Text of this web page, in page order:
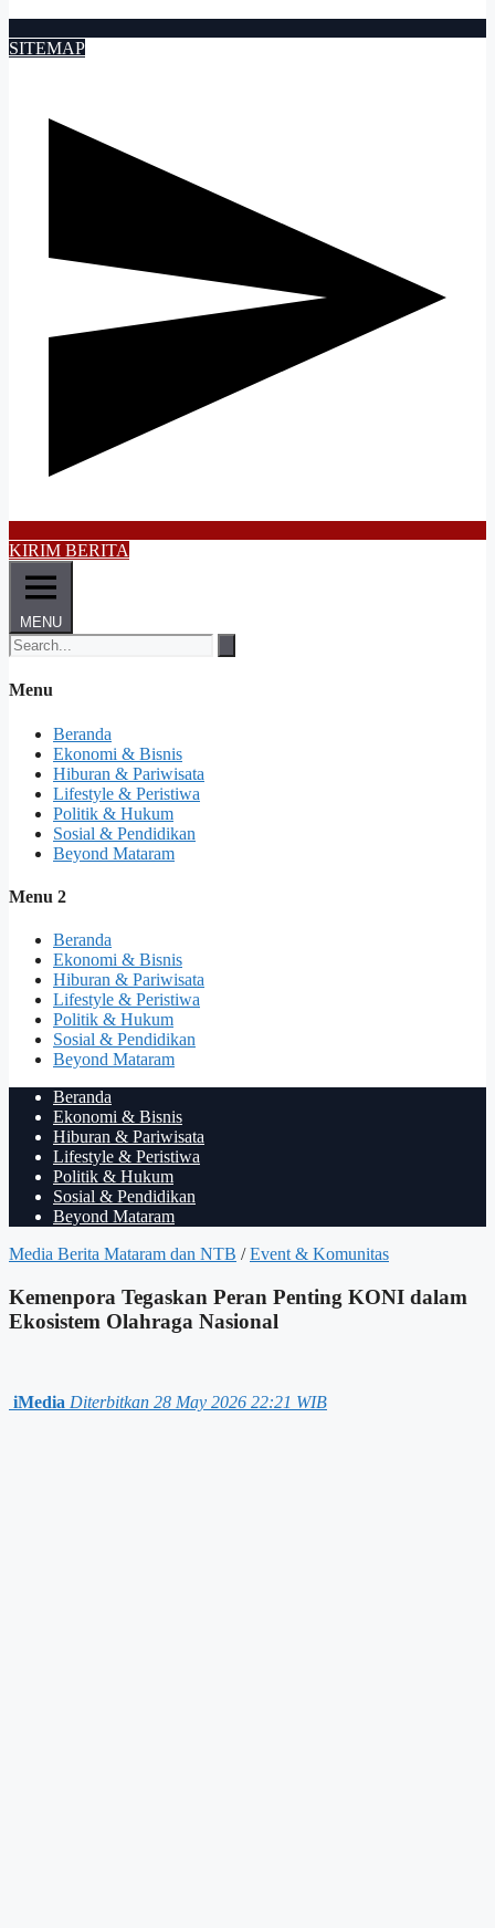
SITEMAP
KIRIM BERITA
MENU
Menu
Beranda
Ekonomi & Bisnis
Hiburan & Pariwisata
Lifestyle & Peristiwa
Politik & Hukum
Sosial & Pendidikan
Beyond Mataram
Menu 2
Beranda
Ekonomi & Bisnis
Hiburan & Pariwisata
Lifestyle & Peristiwa
Politik & Hukum
Sosial & Pendidikan
Beyond Mataram
Beranda
Ekonomi & Bisnis
Hiburan & Pariwisata
Lifestyle & Peristiwa
Politik & Hukum
Sosial & Pendidikan
Beyond Mataram
Media Berita Mataram dan NTB / Event & Komunitas
Kemenpora Tegaskan Peran Penting KONI dalam
Ekosistem Olahraga Nasional
iMedia Diterbitkan 28 May 2026 22:21 WIB